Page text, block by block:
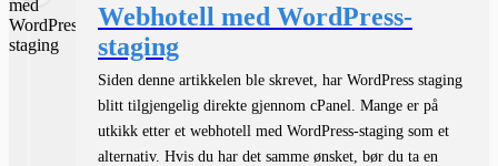
Webhotell med WordPress-
staging
Siden denne artikkelen ble skrevet, har WordPress staging
blitt tilgjengelig direkte gjennom cPanel. Mange er på
utkikk etter et webhotell med WordPress-staging som et
alternativ. Hvis du har det samme ønsket, bør du ta en